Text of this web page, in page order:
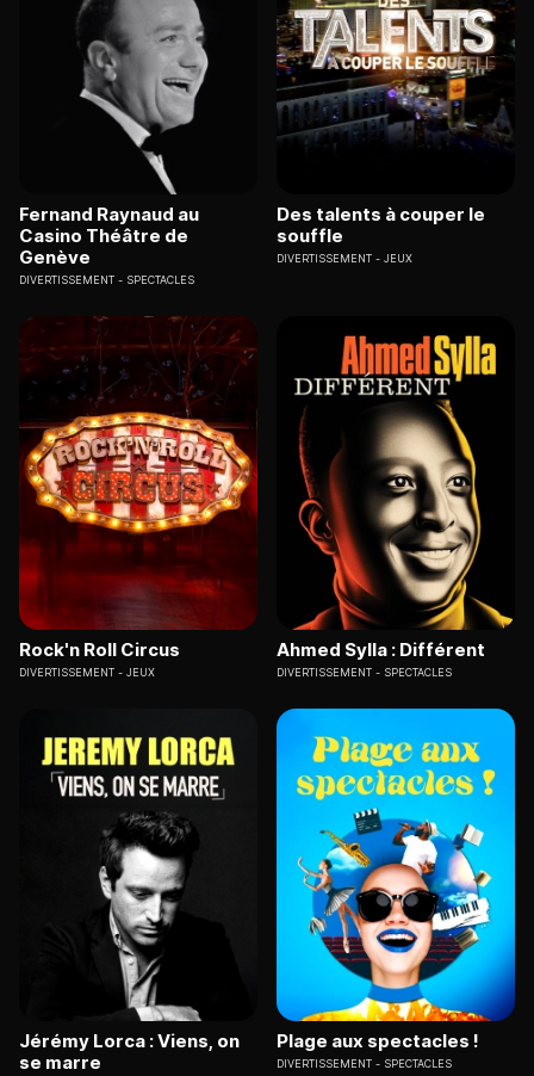
Fernand Raynaud au
Casino Théâtre de
Genève
DIVERTISSEMENT SPECTACLES
Des talents à couper le
souffle
DIVERTISSEMENT JEUX
Rock'n Roll Circus
DIVERTISSEMENT JEUX
Ahmed Sylla : Différent
DIVERTISSEMENT SPECTACLES
Jérémy Lorca : Viens, on
se marre
Plage aux spectacles !
DIVERTISSEMENT SPECTACLES